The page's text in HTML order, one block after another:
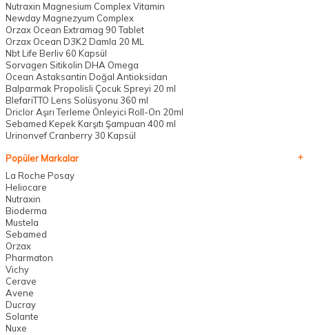
Nutraxin Magnesium Complex Vitamin
Newday Magnezyum Complex
Orzax Ocean Extramag 90 Tablet
Orzax Ocean D3K2 Damla 20 ML
Nbt Life Berliv 60 Kapsül
Sorvagen Sitikolin DHA Omega
Ocean Astaksantin Doğal Antioksidan
Balparmak Propolisli Çocuk Spreyi 20 ml
BlefariTTO Lens Solüsyonu 360 ml
Driclor Aşırı Terleme Önleyici Roll-On 20ml
Sebamed Kepek Karşıtı Şampuan 400 ml
Urinonvef Cranberry 30 Kapsül
Popüler Markalar
La Roche Posay
Heliocare
Nutraxin
Bioderma
Mustela
Sebamed
Orzax
Pharmaton
Vichy
Cerave
Avene
Ducray
Solante
Nuxe